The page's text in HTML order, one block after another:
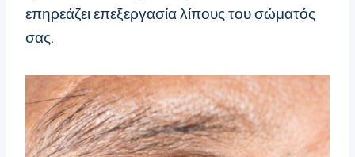
επηρεάζει επεξεργασία λίπους του σώματός
σας.